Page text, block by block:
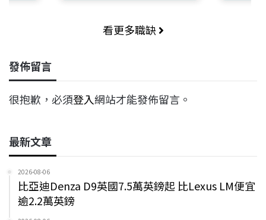
看更多職缺
發佈留言
很抱歉，必須登入網站才能發佈留言。
最新文章
2026-08-06
比亞迪Denza D9英國7.5萬英鎊起 比Lexus LM便宜
逾2.2萬英鎊